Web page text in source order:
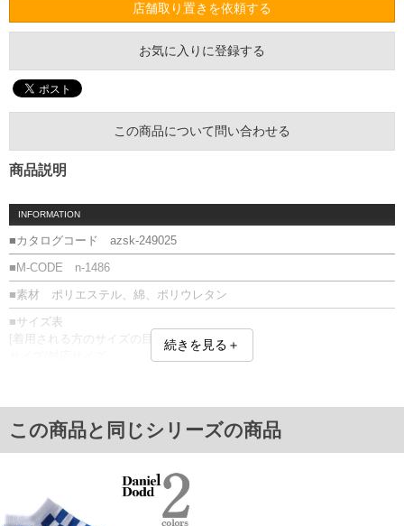
店舗取り置きを依頼する
お気に入りに登録する
この商品について問い合わせる
商品説明
INFORMATION
■カタログコード azsk-249025
■M-CODE n-1486
■素材 ポリエステル、綿、ポリウレタン
■サイズ表
[着用される方のサイズの目安]
単位はcm
※【返品交換について】
※【ボトムの裾上げをご希望の場合】
裾上げ料金は500円+税となります。
続きを見る＋
この商品と同じシリーズの商品